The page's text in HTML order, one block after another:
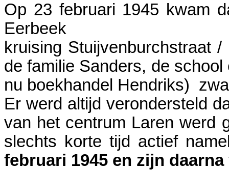
Op 23 februari 1945 kwam
Eerbeek
kruising Stuijvenburchstraat
de familie Sanders, de
nu boekhandel Hendriks)
Er werd altijd verondersteld
van het centrum Laren werd
slechts korte tijd actief
februari 1945 en zijn